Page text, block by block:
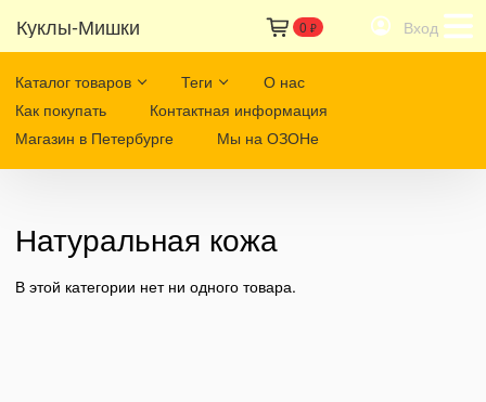
Куклы-Мишки 0 ₽ Вход
Каталог товаров Теги
О нас
Как покупать
Контактная информация
Магазин в Петербурге
Мы на ОЗОНе
Натуральная кожа
В этой категории нет ни одного товара.